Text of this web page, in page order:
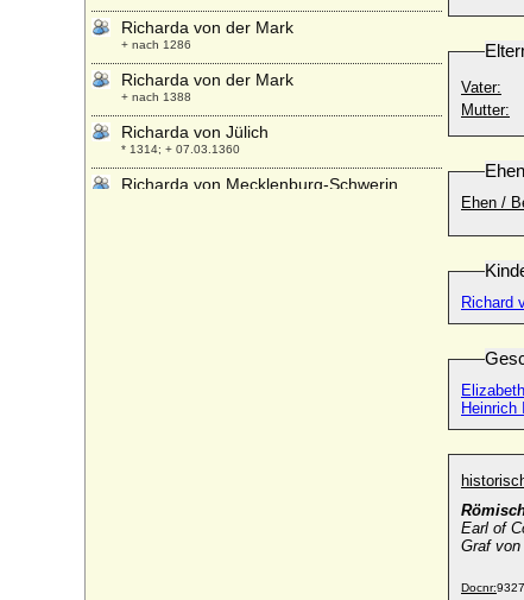
Vater:
Mutter:
Ehen
Ehen /
Richard
Heinrich
Earl of
Graf von
Docnr:9327
Richarda von der Mark
+ nach 1286
Richarda von der Mark
+ nach 1388
Richarda von Jülich
* 1314; + 07.03.1360
Richarda von Mecklenburg-Schwerin